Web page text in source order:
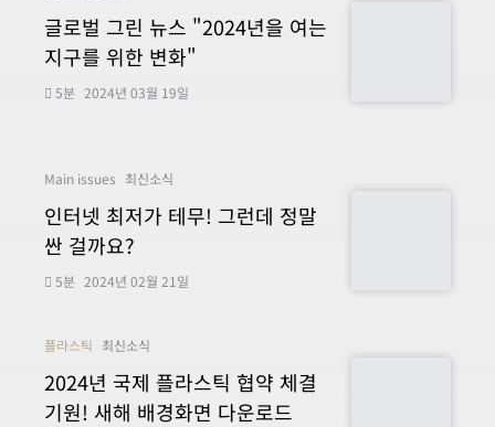
글로벌 그린 뉴스 "2024년을 여는
지구를 위한 변화"
5분 2024년 03월 19일
Main issues 최신소식
인터넷 최저가 테무! 그런데 정말
싼 걸까요?
5분 2024년 02월 21일
플라스틱 최신소식
2024년 국제 플라스틱 협약 체결
기원! 새해 배경화면 다운로드